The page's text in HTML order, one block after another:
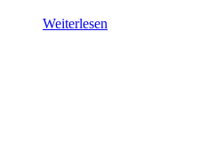
Weiterlesen